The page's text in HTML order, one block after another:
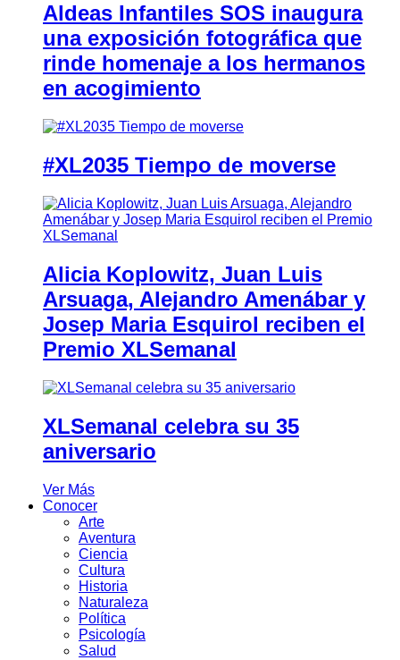
Aldeas Infantiles SOS inaugura
una exposición fotográfica que
rinde homenaje a los hermanos
en acogimiento
#XL2035 Tiempo de moverse
Alicia Koplowitz, Juan Luis
Arsuaga, Alejandro Amenábar y
Josep Maria Esquirol reciben el
Premio XLSemanal
XLSemanal celebra su 35
aniversario
Ver Más
Conocer
Arte
Aventura
Ciencia
Cultura
Historia
Naturaleza
Política
Psicología
Salud